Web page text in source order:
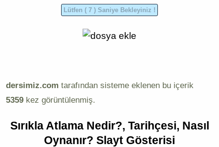
dersimiz.com tarafından sisteme eklenen bu içerik
5359 kez görüntülenmiş.
Sırıkla Atlama Nedir?, Tarihçesi, Nasıl
Oynanır? Slayt Gösterisi